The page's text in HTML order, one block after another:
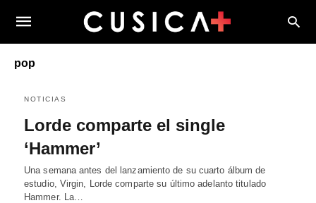
pop
NOTICIAS
Lorde comparte el single
‘Hammer’
Una semana antes del lanzamiento de su cuarto álbum de
estudio, Virgin, Lorde comparte su último adelanto titulado
Hammer. La…